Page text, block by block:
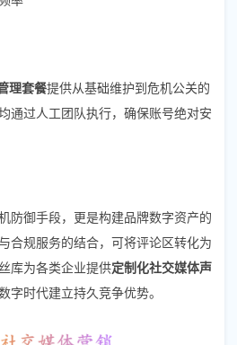
理套餐提供从基础维护到危机公关的
通过人工团队执行，确保账号绝对安
防御手段，更是构建品牌数字资产的
合规服务的结合，可将评论区转化为
库为各类企业提供定制化社交媒体声
字时代建立持久竞争优势。